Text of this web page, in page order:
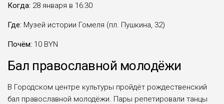
Когда: 28 января в 16:30
Где: Музей истории Гомеля (пл. Пушкина, 32)
Почём: 10 BYN
Бал православной молодёжи
В Городском центре культуры пройдёт рождественский
бал православной молодёжи. Пары репетировали танцы